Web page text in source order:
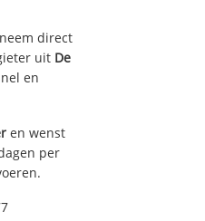
direct
uit De
en
en wenst
per